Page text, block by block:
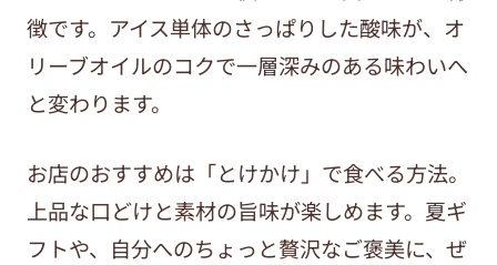
徴です。アイス単体のさっぱりした酸味が、オ
リーブオイルのコクで一層深みのある味わいへ
と変わります。
お店のおすすめは「とけかけ」で食べる方法。
上品な口どけと素材の旨味が楽しめます。夏ギ
フトや、自分へのちょっと贅沢なご褒美に、ぜ